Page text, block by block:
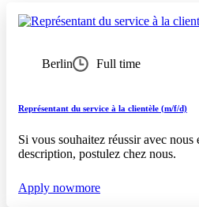
Berlin Full time
Représentant du service à la clientèle (m/f/d)
Si vous souhaitez réussir avec nous
description, postulez chez nous.
Apply nowmore